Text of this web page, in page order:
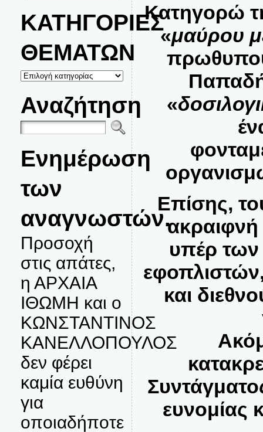
ΚΑΤΗΓΟΡΙΕΣ
ΘΕΜΑΤΩΝ
ΚΑΤΗΓΟΡΙΕΣ
ΘΕΜΑΤΩΝ
Αναζήτηση
Ενημέρωση
των
αναγνωστών.
Προσοχή
στις απάτες,
η ΑΡΧΑΙΑ
ΙΘΩΜΗ και ο
ΚΩΝΣΤΑΝΤΙΝΟΣ
ΚΑΝΕΛΛΟΠΟΥΛΟΣ
δεν φέρει
καμία ευθύνη
για
οποιαδήποτε
Κατηγορώ
«μαύρου
«
Επίσης,
ακραιφνή
υπέρ
και
ευνομίας